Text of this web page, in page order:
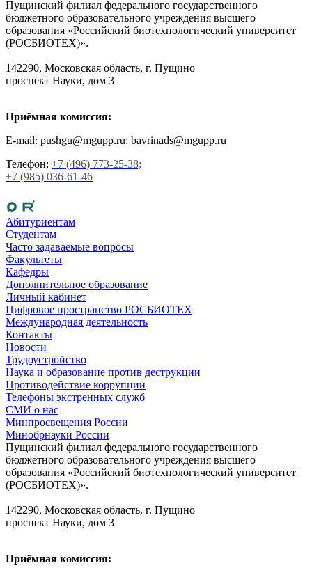
Пущинский филиал федерального государственного
бюджетного образовательного учреждения высшего
образования «Российский биотехнологический университет
(РОСБИОТЕХ)».
142290, Московская область, г. Пущино
проспект Науки, дом 3
Приёмная комиссия:
E-mail: pushgu@mgupp.ru; bavrinads@mgupp.ru
Телефон: +7 (496) 773-25-38;
+7 (985) 036-61-46
Абитуриентам
Студентам
Часто задаваемые вопросы
Факультеты
Кафедры
Дополнительное образование
Личный кабинет
Цифровое пространство РОСБИОТЕХ
Международная деятельность
Контакты
Новости
Трудоустройство
Наука и образование против деструкции
Противодействие коррупции
Телефоны экстренных служб
СМИ о нас
Минпросвещения России
Минобрнауки России
Пущинский филиал федерального государственного
бюджетного образовательного учреждения высшего
образования «Российский биотехнологический университет
(РОСБИОТЕХ)».
142290, Московская область, г. Пущино
проспект Науки, дом 3
Приёмная комиссия: